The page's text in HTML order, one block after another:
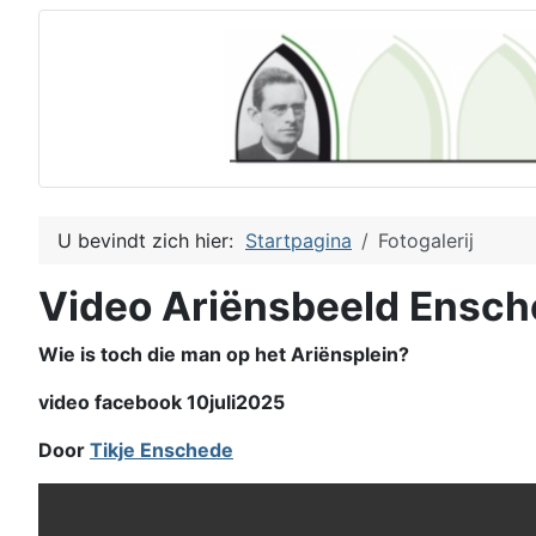
U bevindt zich hier: Startpagina Fotogalerij
Video Ariënsbeeld
Wie is toch die man op het Ariënsplein?
video facebook 10juli2025
Door Tikje Enschede